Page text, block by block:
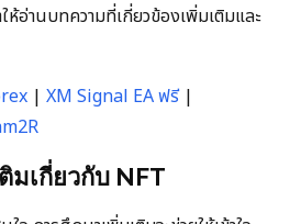
ห้อ่านบทความที่เกี่ยวข้องเพิ่มเติมและ
| XM Signal EA ฟรี|
มเกี่ยวกับ NFT